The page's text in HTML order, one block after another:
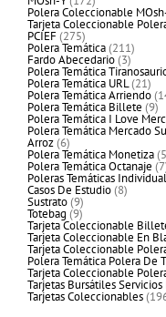
productos
Polera Coleccionable
Tarjeta Coleccionable
PCIEF 275275
productos
Polera Temática 211211
Fardo Abecedario 33
Polera Temática
Polera Temática URL 2121
Polera Temática Arriendo
Polera Temática Billete 99
Polera Temática I Love
Polera Temática Mercado
Arroz 66
productos
Polera Temática Monetiza 5
Polera Temática Octanaje 7
Poleras Temáticas
Casos De Estudio 88
productos
Sustrato 99
productos
Totebag 99
productos
Tarjeta Coleccionable
Tarjeta Coleccionable En
Tarjeta Coleccionable
Polera Temática Polera De
Tarjeta Coleccionable
Tarjetas Bursátiles
Tarjetas Coleccionables